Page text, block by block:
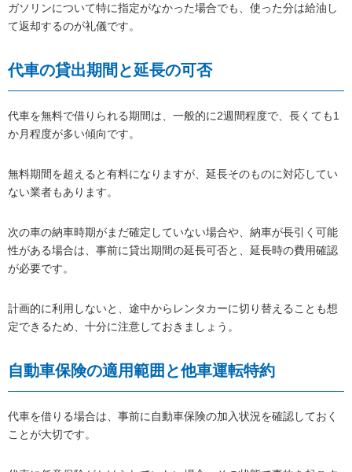
ガソリンについて特に指定がなかった場合でも、使った分は給油し
て返却するのが礼儀です。
代車の貸出期間と延長の可否
代車を無料で借りられる期間は、一般的に2週間程度で、長くても1
か月程度が多い傾向です。
無料期間を超えると有料になりますが、延長そのものに対応してい
ない業者もあります。
次の車の納車時期がまだ確定していない場合や、納車が長引く可能
性がある場合は、事前に貸出期間の延長可否と、延長時の費用確認
が必要です。
計画的に利用しないと、途中からレンタカーに切り替えることも想
定できるため、十分に注意しておきましょう。
自動車保険の適用範囲と他車運転特約
代車を借りる場合は、事前に自動車保険の加入状況を確認しておく
ことが大切です。